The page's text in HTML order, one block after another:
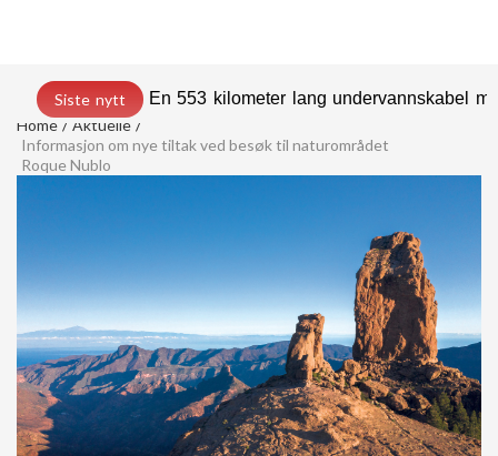
Siste nytt
En 553 kilometer lang undervannskabel
Home
Aktuelle
Informasjon om nye tiltak ved besøk til naturområdet
Roque Nublo